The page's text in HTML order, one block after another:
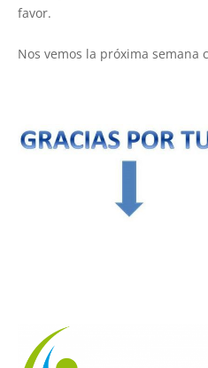
favor.
Nos vemos la próxima semana